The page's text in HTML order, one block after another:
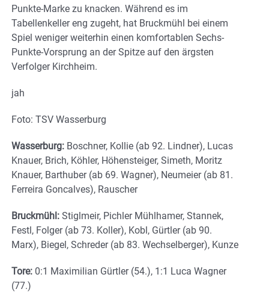
Punkte-Marke zu knacken. Während es im
Tabellenkeller eng zugeht, hat Bruckmühl bei einem
Spiel weniger weiterhin einen komfortablen Sechs-
Punkte-Vorsprung an der Spitze auf den ärgsten
Verfolger Kirchheim.
jah
Foto: TSV Wasserburg
Wasserburg: Boschner, Kollie (ab 92. Lindner), Lucas
Knauer, Brich, Köhler, Höhensteiger, Simeth, Moritz
Knauer, Barthuber (ab 69. Wagner), Neumeier (ab 81.
Ferreira Goncalves), Rauscher
Bruckmühl: Stiglmeir, Pichler Mühlhamer, Stannek,
Festl, Folger (ab 73. Koller), Kobl, Gürtler (ab 90.
Marx), Biegel, Schreder (ab 83. Wechselberger), Kunze
Tore: 0:1 Maximilian Gürtler (54.), 1:1 Luca Wagner
(77.)